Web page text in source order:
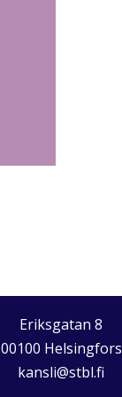
Eriksgatan 8
00100 Helsingfors
kansli@stbl.fi